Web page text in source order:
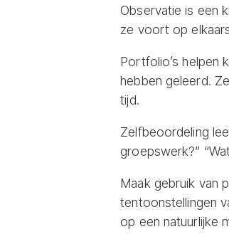
Observatie is een
ze voort op
Portfolio’s helpen
hebben geleerd.
tijd.
Zelfbeoordeling
groepswerk?”
Maak gebruik van
tentoonstellingen
op een natuurlijke